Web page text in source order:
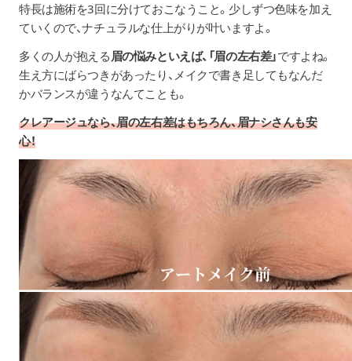
特長は施術を3回に分けておこなうこと。少しずつ色味を加え
ていくので、ナチュラルな仕上がりが叶いますよ。
多くの人が抱える眉の悩みといえば、「眉の左右差」ですよね。
生え方にばらつきがあったり、メイクで書き足してもなんだ
かバランスが違うなんてことも。
クレアージュなら、眉の左右差はもちろん、眉ナシさんも安
心！